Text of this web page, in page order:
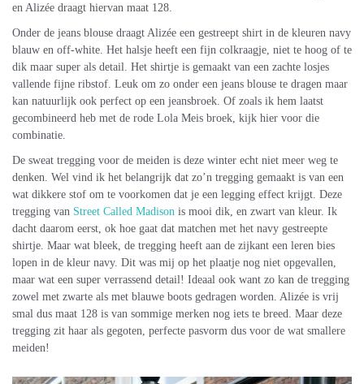
en Alizée draagt hiervan maat 128.
Onder de jeans blouse draagt Alizée een gestreept shirt in de kleuren navy
blauw en off-white. Het halsje heeft een fijn colkraagje, niet te hoog of te
dik maar super als detail. Het shirtje is gemaakt van een zachte losjes
vallende fijne ribstof. Leuk om zo onder een jeans blouse te dragen maar
kan natuurlijk ook perfect op een jeansbroek. Of zoals ik hem laatst
gecombineerd heb met de rode Lola Meis broek, kijk hier voor die
combinatie.
De sweat tregging voor de meiden is deze winter echt niet meer weg te
denken. Wel vind ik het belangrijk dat zo’n tregging gemaakt is van een
wat dikkere stof om te voorkomen dat je een legging effect krijgt. Deze
tregging van Street Called Madison is mooi dik, en zwart van kleur. Ik
dacht daarom eerst, ok hoe gaat dat matchen met het navy gestreepte
shirtje. Maar wat bleek, de tregging heeft aan de zijkant een leren bies
lopen in de kleur navy. Dit was mij op het plaatje nog niet opgevallen,
maar wat een super verrassend detail! Ideaal ook want zo kan de tregging
zowel met zwarte als met blauwe boots gedragen worden. Alizée is vrij
smal dus maat 128 is van sommige merken nog iets te breed. Maar deze
tregging zit haar als gegoten, perfecte pasvorm dus voor de wat smallere
meiden!